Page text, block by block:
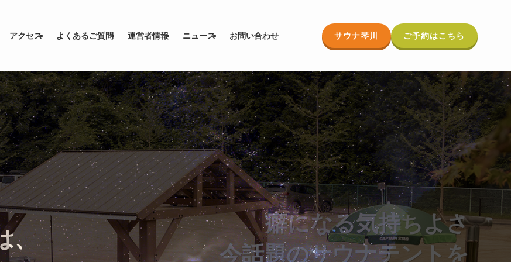
アクセス よくあるご質問 運営者情報 ニュース お問い合わせ サウナ琴川 ご予約はこちら
、
癖になる気持ちよさ
今話題のサウナテントを